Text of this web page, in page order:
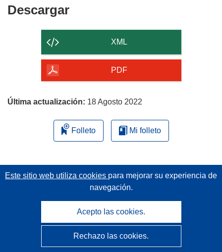
DescargarDescargar
contenido
de
página
XML
PDF
Última actualización: 18 Agosto 2022
Folleto Mi folleto
CORDIS - Resultados de investigaciones de la UE
Este sitio web utiliza cookies para mejorar su experiencia de
navegación.
Acepto las cookies.
Rechazo las cookies.